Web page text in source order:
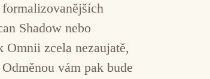
Shadow nebo
Omnii zcela nezaujatě,
vám pak bude